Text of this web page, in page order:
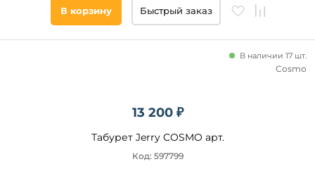
В корзину Быстрый заказ
13 200 ₽
Табурет Jerry COSMO арт.
В наличии 17 шт.
Код: 597799
Cosmo